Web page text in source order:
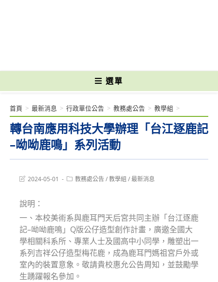
選單
轉台南應用科技大學辦理「台江逐鹿記
–呦呦鹿鳴」系列活動
首頁 > 最新消息 > 行政單位公告 > 教務處公告 > 教學組 >
Post2024-05-01
Post教務處公告/教學組 /最新消息
說明：
一、本校美術系與鹿耳門天后宮共同主辦「台江逐鹿
記–呦呦鹿鳴」Q版公仔造型創作計畫，廣邀全國大
學相關科系所、專業人士及國高中小同學，雕塑出一
系列吉祥公仔造型梅花鹿，成為鹿耳門媽祖宮戶外或
室內的裝置意象。敬請貴校惠允公告周知，並鼓勵學
生踴躍報名參加。